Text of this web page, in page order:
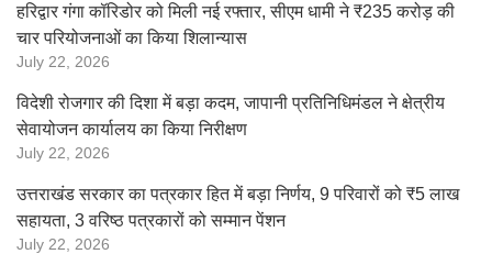
हरिद्वार गंगा कॉरिडोर को मिली नई रफ्तार, सीएम धामी ने ₹235 करोड़ की
चार परियोजनाओं का किया शिलान्यास
July 22, 2026
विदेशी रोजगार की दिशा में बड़ा कदम, जापानी प्रतिनिधिमंडल ने क्षेत्रीय
सेवायोजन कार्यालय का किया निरीक्षण
July 22, 2026
उत्तराखंड सरकार का पत्रकार हित में बड़ा निर्णय, 9 परिवारों को ₹5 लाख
सहायता, 3 वरिष्ठ पत्रकारों को सम्मान पेंशन
July 22, 2026